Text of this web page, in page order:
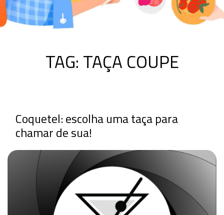
TAG: TAÇA COUPE
Coquetel: escolha uma taça para
chamar de sua!